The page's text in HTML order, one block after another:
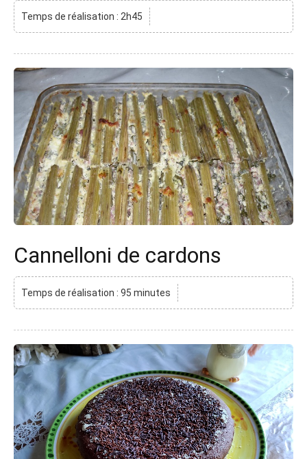
Temps de réalisation : 2h45
Cannelloni de cardons
Temps de réalisation : 95 minutes